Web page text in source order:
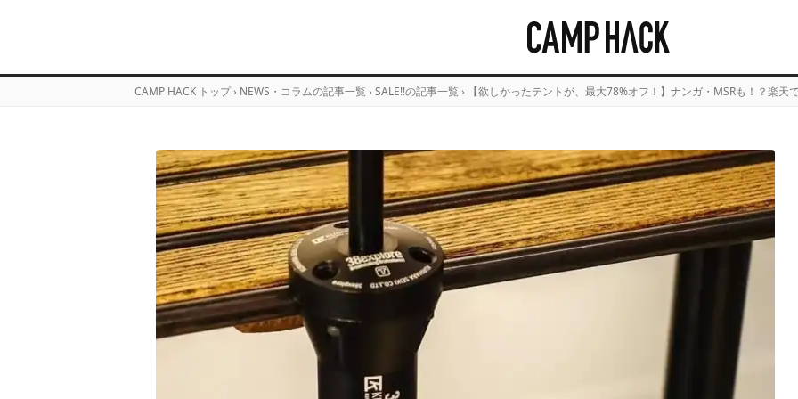
CAMP HACK トップ › NEWS・コラムの記事一覧 › SALE!!の記事一覧 › 【欲しかったテントが、最大78%オフ！】ナンガ・MSRも！？楽天